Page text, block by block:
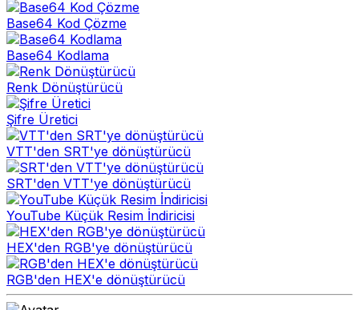
Base64 Kod Çözme
Base64 Kodlama
Renk Dönüştürücü
Şifre Üretici
VTT'den SRT'ye dönüştürücü
SRT'den VTT'ye dönüştürücü
YouTube Küçük Resim İndiricisi
HEX'den RGB'ye dönüştürücü
RGB'den HEX'e dönüştürücü